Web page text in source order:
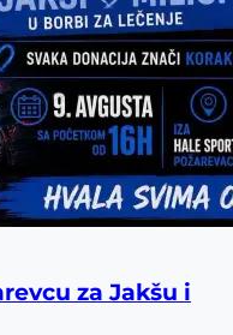
za Jakšu i